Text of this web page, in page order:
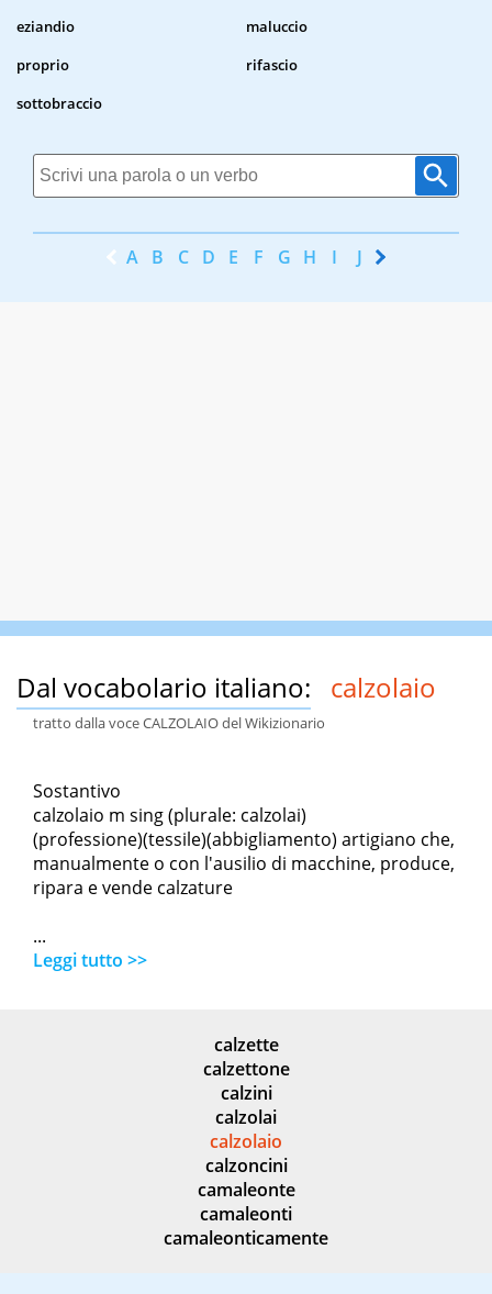
eziandio
maluccio
proprio
rifascio
sottobraccio
A B C D E F G H I J K
Dal vocabolario italiano: calzolaio
tratto dalla voce CALZOLAIO del Wikizionario
Sostantivo
calzolaio m sing (plurale: calzolai)
(professione)(tessile)(abbigliamento) artigiano che,
manualmente o con l'ausilio di macchine, produce,
ripara e vende calzature
...
Leggi tutto >>
calzette
calzettone
calzini
calzolai
calzolaio
calzoncini
camaleonte
camaleonti
camaleonticamente